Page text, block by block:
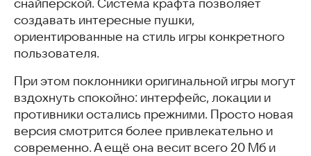
снайперской. Система крафта позволяет
создавать интересные пушки,
ориентированные на стиль игры конкретного
пользователя.
При этом поклонники оригинальной игры могут
вздохнуть спокойно: интерфейс, локации и
противники остались прежними. Просто новая
версия смотрится более привлекательно и
современно. А ещё она весит всего 20 Мб и